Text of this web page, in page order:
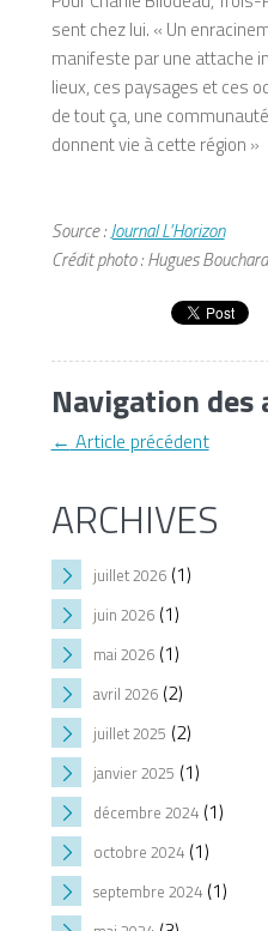
sent chez lui. « Un
manifeste par une attache
lieux, ces paysages et ces
de tout ça, une
donnent vie à cette région »
Source :Journal L’Horizon
Crédit photo : Hugues
Navigation des
← Article précédent
ARCHIVES
juillet 2026(1)
juin 2026(1)
mai 2026(1)
avril 2026(2)
juillet 2025 (2)
janvier 2025 (1)
décembre 2024(1)
octobre 2024(1)
septembre 2024(1)